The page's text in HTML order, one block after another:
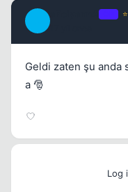
Geldi zaten şu
a 🎅
Log